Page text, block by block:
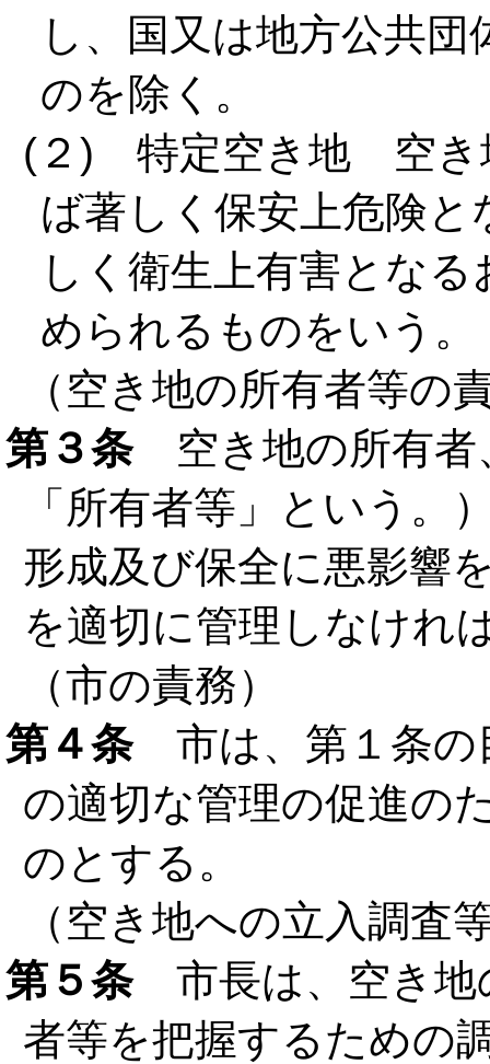
し、国又は地方公共
のを除く。
(２) 特定空き地 空き
ば著しく保安上危険
しく衛生上有害とな
められるものをいう。
（空き地の所有者等の
第３条空き地の所有者
「所有者等」という。
形成及び保全に悪影響
を適切に管理しなけれ
（市の責務）
第４条市は、第１条の
の適切な管理の促進の
のとする。
（空き地への立入調査
第５条市長は、空き地
者等を把握するための